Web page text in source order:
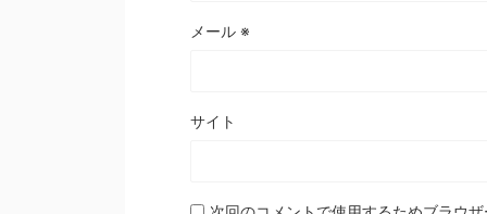
メール ※
サイト